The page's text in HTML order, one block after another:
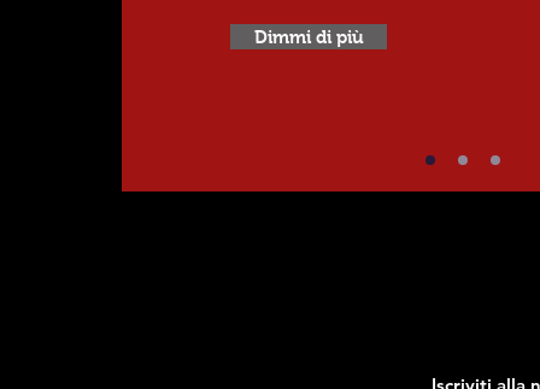
Dimmi di più